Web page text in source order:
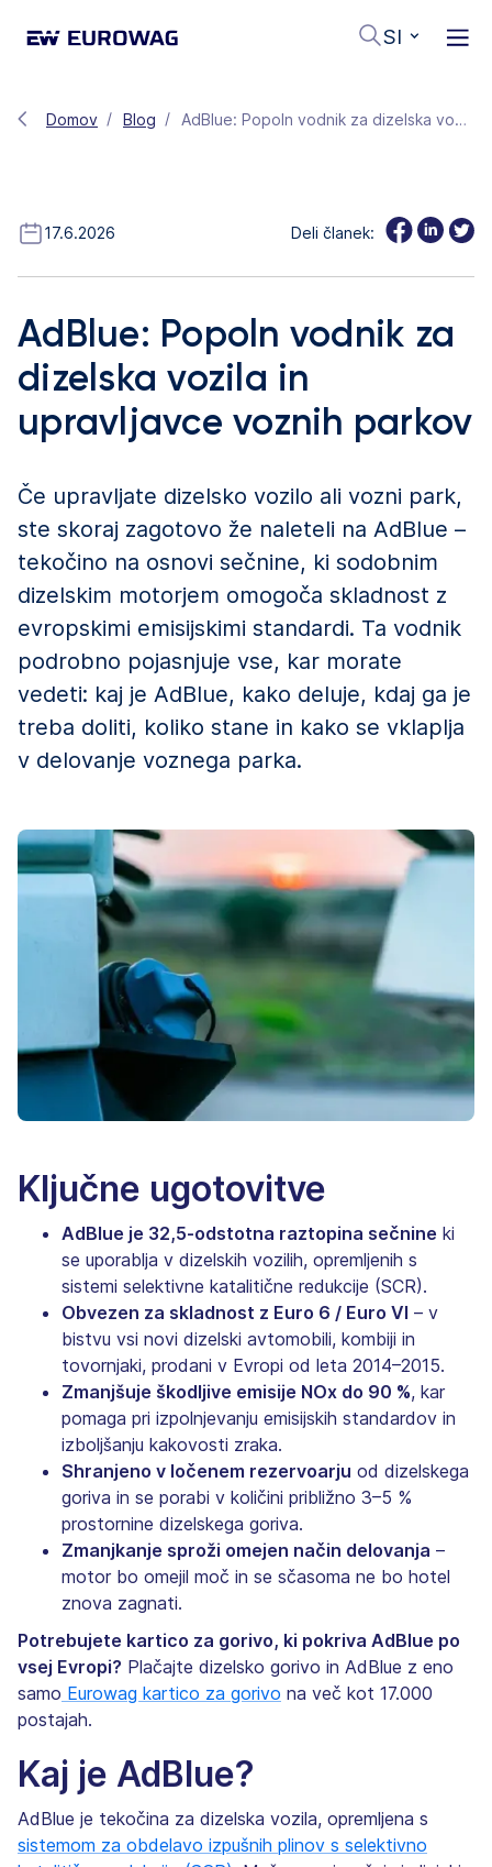
SI
Domov Blog AdBlue: Popoln vodnik za dizelska vozila in upravljavce voznih parkov
17.6.2026 Deli članek:
AdBlue: Popoln vodnik za
dizelska vozila in
upravljavce voznih parkov
Če upravljate dizelsko vozilo ali vozni park,
ste skoraj zagotovo že naleteli na AdBlue –
tekočino na osnovi sečnine, ki sodobnim
dizelskim motorjem omogoča skladnost z
evropskimi emisijskimi standardi. Ta vodnik
podrobno pojasnjuje vse, kar morate
vedeti: kaj je AdBlue, kako deluje, kdaj ga je
treba doliti, koliko stane in kako se vklaplja
v delovanje voznega parka.
Ključne ugotovitve
AdBlue je 32,5-odstotna raztopina sečnine ki
se uporablja v dizelskih vozilih, opremljenih s
sistemi selektivne katalitične redukcije (SCR).
Obvezen za skladnost z Euro 6 / Euro VI – v
bistvu vsi novi dizelski avtomobili, kombiji in
tovornjaki, prodani v Evropi od leta 2014–2015.
Zmanjšuje škodljive emisije NOx do 90 %, kar
pomaga pri izpolnjevanju emisijskih standardov in
izboljšanju kakovosti zraka.
Shranjeno v ločenem rezervoarju od dizelskega
goriva in se porabi v količini približno 3–5 %
prostornine dizelskega goriva.
Zmanjkanje sproži omejen način delovanja –
motor bo omejil moč in se sčasoma ne bo hotel
znova zagnati.
Potrebujete kartico za gorivo, ki pokriva AdBlue po
vsej Evropi? Plačajte dizelsko gorivo in AdBlue z eno
samo Eurowag kartico za gorivo na več kot 17.000
postajah.
Kaj je AdBlue?
AdBlue je tekočina za dizelska vozila, opremljena s
sistemom za obdelavo izpušnih plinov s selektivno